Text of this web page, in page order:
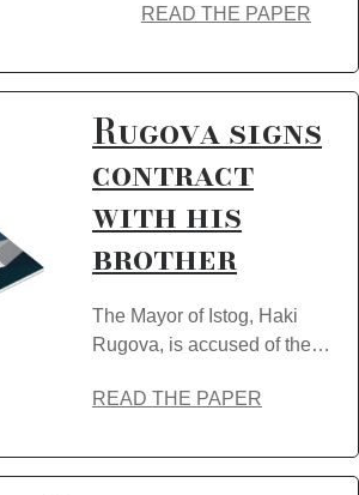
READ THE PAPER
Rugova signs
contract
with his
brother
The Mayor of Istog, Haki
Rugova, is accused of the…
READ THE PAPER